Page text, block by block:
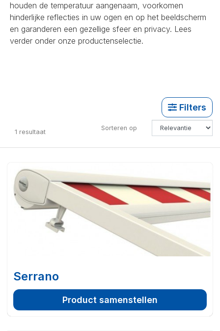
houden de temperatuur aangenaam, voorkomen
hinderlijke reflecties in uw ogen en op het beeldscherm
en garanderen een gezellige sfeer en privacy. Lees
verder onder onze productenselectie.
Filters
1 resultaat Sorteren op
Serrano
Product samenstellen